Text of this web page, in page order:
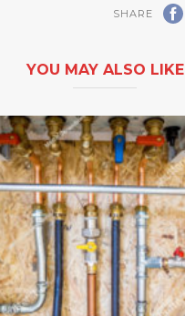
SHARE
YOU MAY ALSO LIKE